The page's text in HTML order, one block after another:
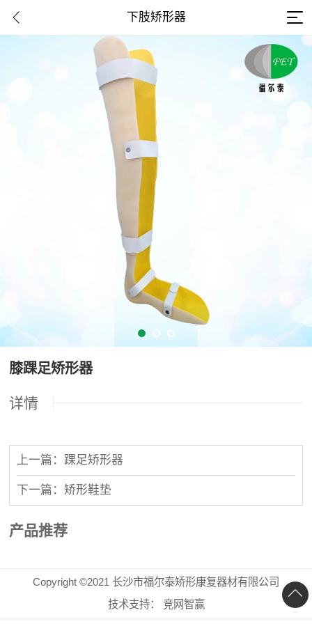
下肢矫形器
膝踝足矫形器
详情
上一篇：踝足矫形器
下一篇：矫形鞋垫
产品推荐
Copyright ©2021 长沙市福尔泰矫形康复器材有限公司
技术支持：
竞网智赢